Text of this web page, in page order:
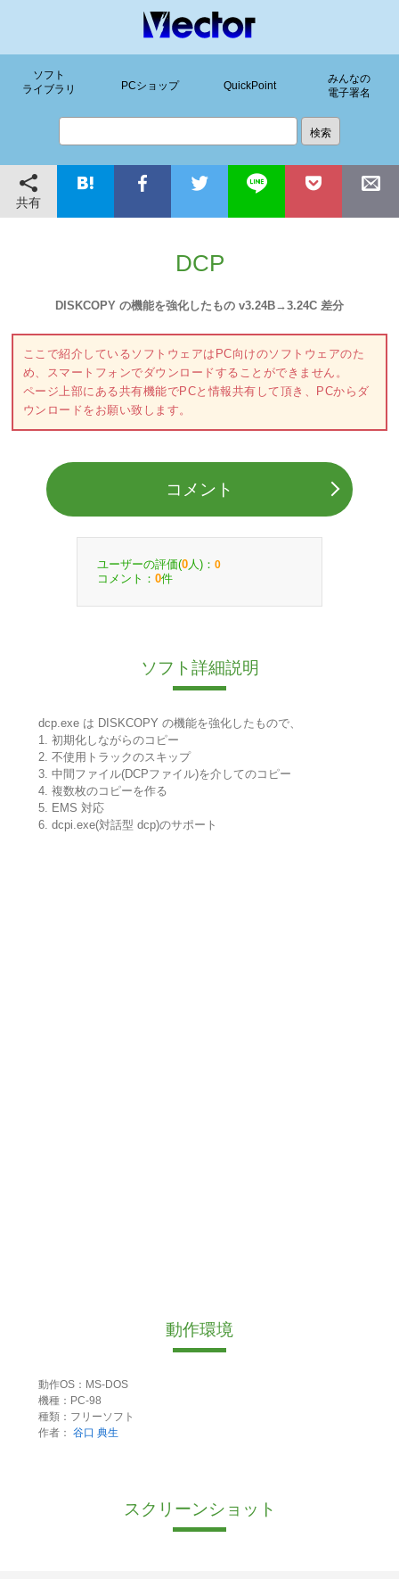
ソフト
ライブラリ
PCショップ QuickPoint
みんなの
電子署名
共有
DCP
DISKCOPY の機能を強化したもの v3.24B→3.24C 差分
ここで紹介しているソフトウェアはPC向けのソフトウェアのた
め、スマートフォンでダウンロードすることができません。
ページ上部にある共有機能でPCと情報共有して頂き、PCからダ
ウンロードをお願い致します。
コメント
ユーザーの評価(0 人)： 0
コメント： 0件
ソフト詳細説明
dcp.exe は DISKCOPY の機能を強化したもので、
1. 初期化しながらのコピー
2. 不使用トラックのスキップ
3. 中間ファイル(DCPファイル)を介してのコピー
4. 複数枚のコピーを作る
5. EMS 対応
6. dcpi.exe(対話型 dcp)のサポート
動作環境
動作OS：MS-DOS
機種：PC-98
種類：フリーソフト
作者： 谷口 典生
スクリーンショット